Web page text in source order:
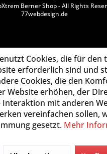
Berner Shop - All Rights
77webdesign.de
Cookies, die für den
erforderlich sind und
Cookies, die den
Website erhöhen, der
mit anderen
vereinfachen sollen,
gesetzt. Mehr